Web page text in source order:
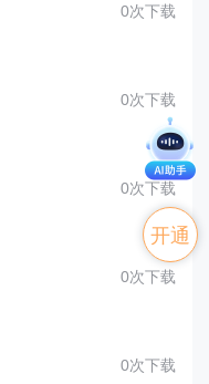
0次下载
0次下载
0次下载
0次下载
0次下载
开通
VIP